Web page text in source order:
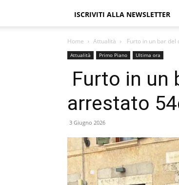
ISCRIVITI ALLA NEWSLETTER
Home Attualità Furto in un bar del
Attualità Primo Piano Ultima ora
Furto in un
arrestato
3 Giugno 2026